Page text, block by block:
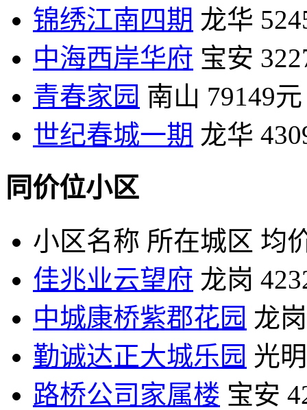
锦绣江南四期 龙华
中海西岸华府 宝安
青春家园 南山 79149元
世纪春城一期 龙华
同价位小区
小区名称 所在城区 均
佳兆业云望府 龙岗
中城康桥紫郡花园 龙岗
勤诚达正大城乐园 光明
路桥公司家属楼 宝安